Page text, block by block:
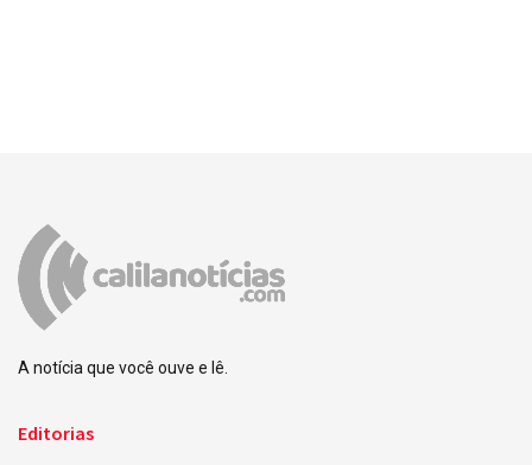
A notícia que você ouve e lê.
Editorias